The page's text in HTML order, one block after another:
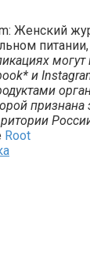
Женский
могут
и
признана
Root